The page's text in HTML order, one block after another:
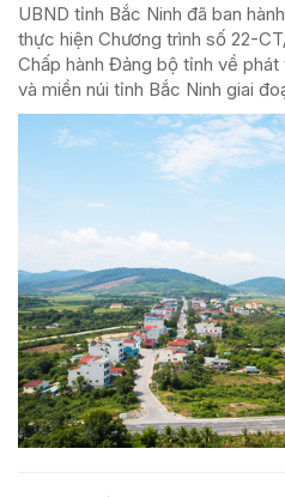
UBND tỉnh Bắc Ninh đã ban
thực hiện Chương trình số 22-
Chấp hành Đảng bộ tỉnh về
và miền núi tỉnh Bắc Ninh giai